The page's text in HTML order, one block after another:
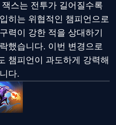
스는 전투가 길어질수록
히는 위협적인 챔피언으로
력이 강한 적을 상대하기
했습니다. 이번 변경으로
챔피언이 과도하게 강력해
다.